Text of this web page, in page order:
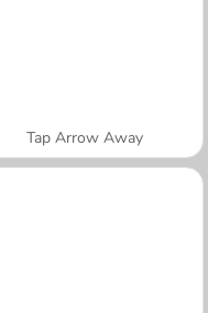
Tap Arrow Away